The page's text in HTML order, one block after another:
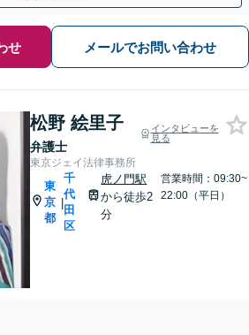
せ メールでお問い合わせ
松野 絵里子
弁護士
インタビューを
見る
東京ジェイ法律事務所
東
京
都
|
千
代
田
区
虎ノ門駅
から徒歩2
分
営業時間：09:30~
22:00（平日）